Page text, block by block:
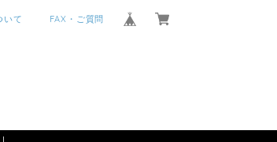
いて FAX・ご質問